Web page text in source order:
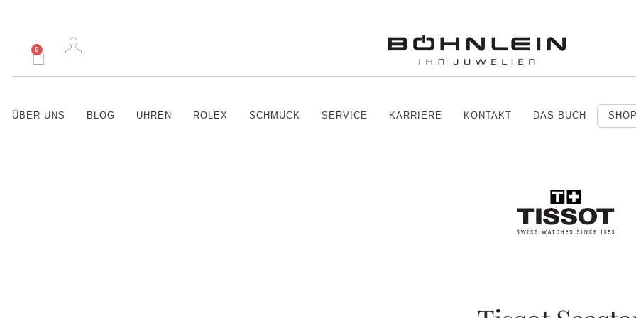
0
ÜBER UNS BLOG UHREN ROLEX SCHMUCK SERVICE KARRIERE KONTAKT DAS BUCH